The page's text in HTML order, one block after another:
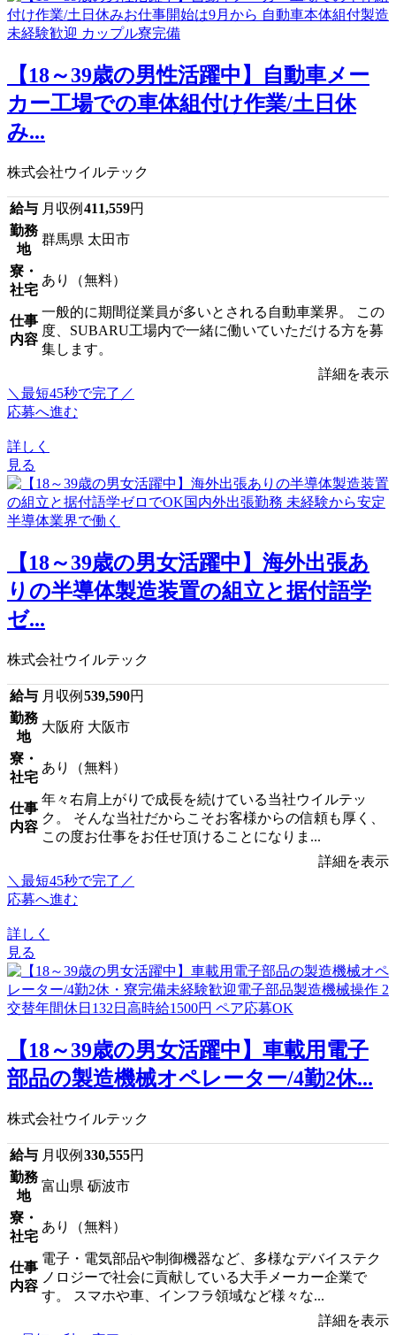
【18～39歳の男性活躍中】自動車メー
カー工場での車体組付け作業/土日休
み...
株式会社ウイルテック
給与 月収例 411,559円
勤務
地
群馬県 太田市
寮・
社宅
あり（無料）
仕事
内容
一般的に期間従業員が多いとされる自動車業界。 この
度、SUBARU工場内で一緒に働いていただける方を募
集します。
詳細を表示
＼最短45秒で完了／
応募へ進む
詳しく
見る
【18～39歳の男女活躍中】海外出張あ
りの半導体製造装置の組立と据付語学
ゼ...
株式会社ウイルテック
給与 月収例 539,590円
勤務
地
大阪府 大阪市
寮・
社宅
あり（無料）
仕事
内容
年々右肩上がりで成長を続けている当社ウイルテッ
ク。 そんな当社だからこそお客様からの信頼も厚く、
この度お仕事をお任せ頂けることになりま...
詳細を表示
＼最短45秒で完了／
応募へ進む
詳しく
見る
【18～39歳の男女活躍中】車載用電子
部品の製造機械オペレーター/4勤2休...
株式会社ウイルテック
給与 月収例 330,555円
勤務
地
富山県 砺波市
寮・
社宅
あり（無料）
仕事
内容
電子・電気部品や制御機器など、多様なデバイステク
ノロジーで社会に貢献している大手メーカー企業で
す。 スマホや車、インフラ領域など様々な...
詳細を表示